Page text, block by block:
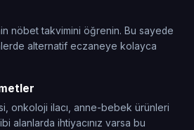
nöbet takvimini öğrenin. Bu sayede
alternatif eczaneye kolayca
onkoloji ilacı, anne-bebek ürünleri
alanlarda ihtiyacınız varsa bu